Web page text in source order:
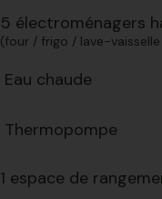
5 électroménagers
(four / frigo / lave-
Eau chaude
Thermopompe
1 espace de